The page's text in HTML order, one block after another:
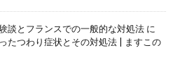
談とフランスでの一般的な対処法 に
たつわり症状とその対処法 | ますこの